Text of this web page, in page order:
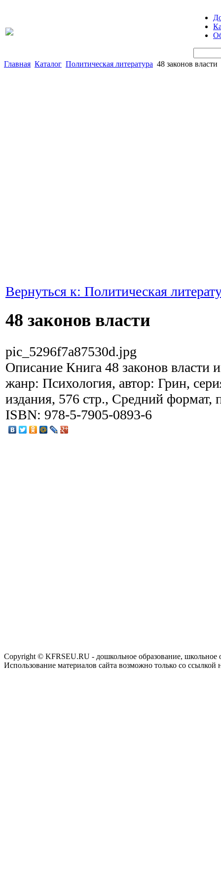
Главная Каталог Политическая литература 48 законов власти
Вернуться к: Политическая
48 законов власти
pic_5296f7a87530d.jpg
Описание Книга 48 законов власти
жанр: Психология, автор: Грин,
издания, 576 стр., Средний формат,
ISBN: 978-5-7905-0893-6
Copyright © KFRSEU.RU - дошкольное образование, школьное
Использование материалов сайта возможно только со ссылкой